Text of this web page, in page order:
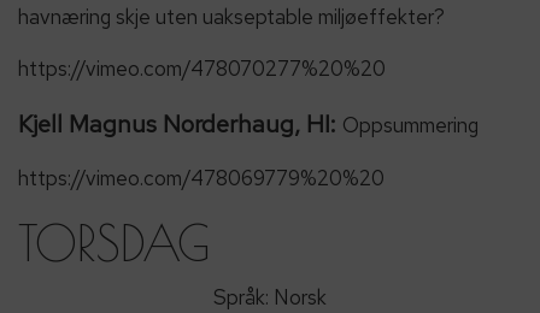
havnæring skje uten uakseptable miljøeffekter?
https://vimeo.com/478070277%20%20
Kjell Magnus Norderhaug, HI: Oppsummering
https://vimeo.com/478069779%20%20
TORSDAG
Språk: Norsk